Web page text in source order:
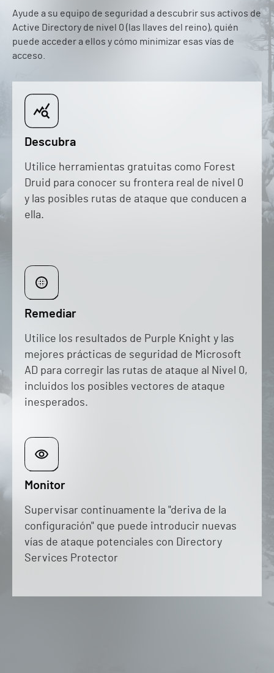
Ayude a su equipo de seguridad a descubrir sus activos de
Active Directory de nivel 0 (las llaves del reino), quién
puede acceder a ellos y cómo minimizar esas vías de
acceso.
Descubra
Utilice herramientas gratuitas como Forest
Druid para conocer su frontera real de nivel 0
y las posibles rutas de ataque que conducen a
ella.
Remediar
Utilice los resultados de Purple Knight y las
mejores prácticas de seguridad de Microsoft
AD para corregir las rutas de ataque al Nivel 0,
incluidos los posibles vectores de ataque
inesperados.
Monitor
Supervisar continuamente la "deriva de la
configuración" que puede introducir nuevas
vías de ataque potenciales con Directory
Services Protector